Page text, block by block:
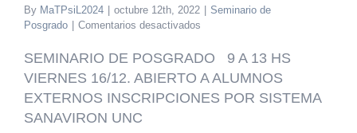
By MaTPsiL2024 octubre 12th, 2022
Seminario de
Posgrado
Comentarios desactivados
DE
CLINICA
PSICOANALITICA
SEMINARIO DE POSGRADO 9 A 13 HS
VIERNES 16/12. ABIERTO A ALUMNOS
EXTERNOS INSCRIPCIONES POR SISTEMA
SANAVIRON UNC